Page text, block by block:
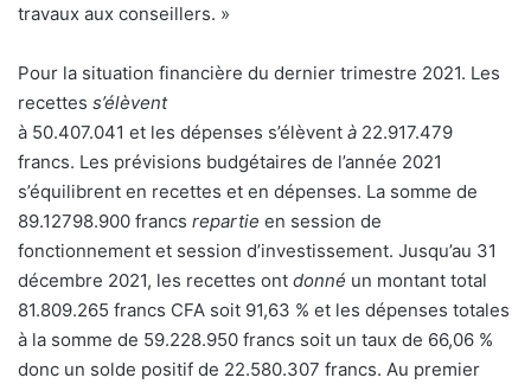
travaux aux conseillers. »
Pour la situation financière du dernier trimestre 2021. Les
recettes s’élèvent
à 50.407.041 et les dépenses s’élèvent à 22.917.479
francs. Les prévisions budgétaires de l’année 2021
s’équilibrent en recettes et en dépenses. La somme de
89.12798.900 francs repartie en session de
fonctionnement et session d’investissement. Jusqu’au 31
décembre 2021, les recettes ont donné un montant total
81.809.265 francs CFA soit 91,63 % et les dépenses totales
à la somme de 59.228.950 francs soit un taux de 66,06 %
donc un solde positif de 22.580.307 francs. Au premier